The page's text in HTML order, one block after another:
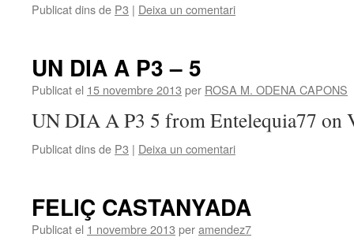
Publicat dins de P3 | Deixa un comentari
UN DIA A P3 – 5
Publicat el 15 novembre 2013 per ROSA M. ODENA CAPONS
UN DIA A P3 5 from Entelequia77 on
Publicat dins de P3 | Deixa un comentari
FELIÇ CASTANYADA
Publicat el 1 novembre 2013 peramendez7